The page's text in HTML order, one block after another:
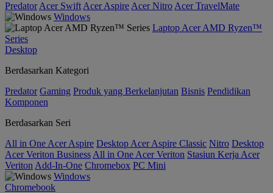
Predator Acer Swift Acer Aspire Acer Nitro Acer TravelMate
Windows
Laptop Acer AMD Ryzen™
Series
Desktop
Berdasarkan Kategori
Predator Gaming Produk yang Berkelanjutan Bisnis Pendidikan
Komponen
Berdasarkan Seri
All in One Acer Aspire Desktop Acer Aspire Classic Nitro Desktop
Acer Veriton Business All in One Acer Veriton Stasiun Kerja Acer
Veriton Add-In-One Chromebox PC Mini
Windows
Chromebook